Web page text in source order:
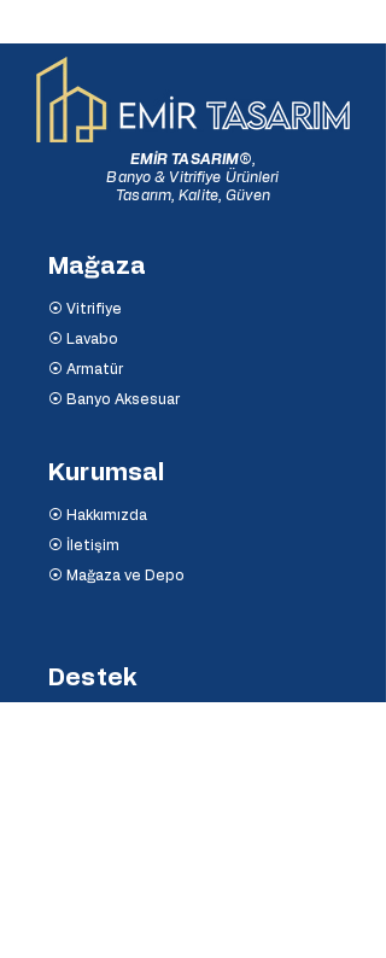
EMİR TASARIM®,
Banyo & Vitrifiye Ürünleri
Tasarım, Kalite, Güven
Mağaza
⦿ Vitrifiye
⦿ Lavabo
⦿ Armatür
⦿ Banyo Aksesuar
Kurumsal
⦿ Hakkımızda
⦿ İletişim
⦿ Mağaza ve Depo
Destek